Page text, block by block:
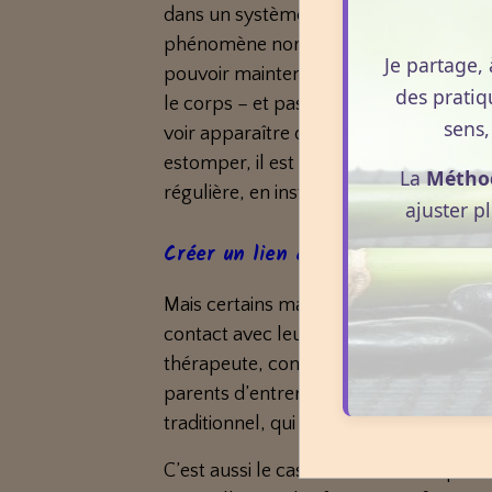
dans un système de lipogenèse : il va
phénomène normal, lié à l’instinct
pouvoir maintenir le bébé en vie,
le corps – et pas seulement celle du
voir apparaître des vergetures. Mais ce
estomper, il est possible de les
régulière, en institut, en cabinet de
Créer un lien avec le bébé
Mais certains massages vont plus
contact avec leur bébé in utero.
thérapeute, considérée aujourd’hui
parents d’entrer en relation avec le
traditionnel, qui peut créer une
C’est aussi le cas de la
Je
des
La
ajuster